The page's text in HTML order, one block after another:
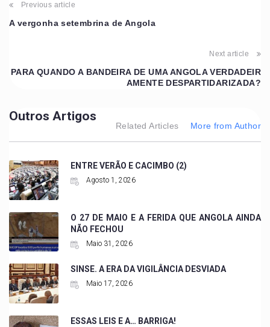
Previous article
A vergonha setembrina de Angola
Next article
PARA QUANDO A BANDEIRA DE UMA ANGOLA VERDADEIR
AMENTE DESPARTIDARIZADA?
Outros Artigos
Related Articles More from Author
ENTRE VERÃO E CACIMBO (2)
Agosto 1, 2026
O 27 DE MAIO E A FERIDA QUE ANGOLA AINDA
NÃO FECHOU
Maio 31, 2026
SINSE. A ERA DA VIGILÂNCIA DESVIADA
Maio 17, 2026
ESSAS LEIS E A… BARRIGA!